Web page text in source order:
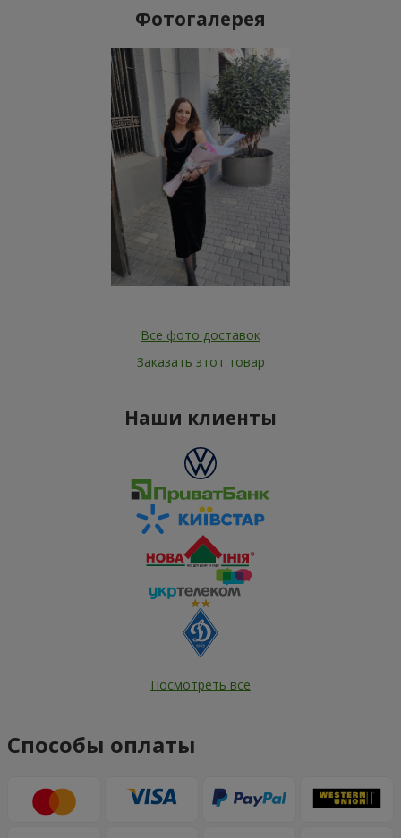
Фотогалерея
Все фото доставок
Заказать этот товар
Наши клиенты
Посмотреть все
Способы оплаты